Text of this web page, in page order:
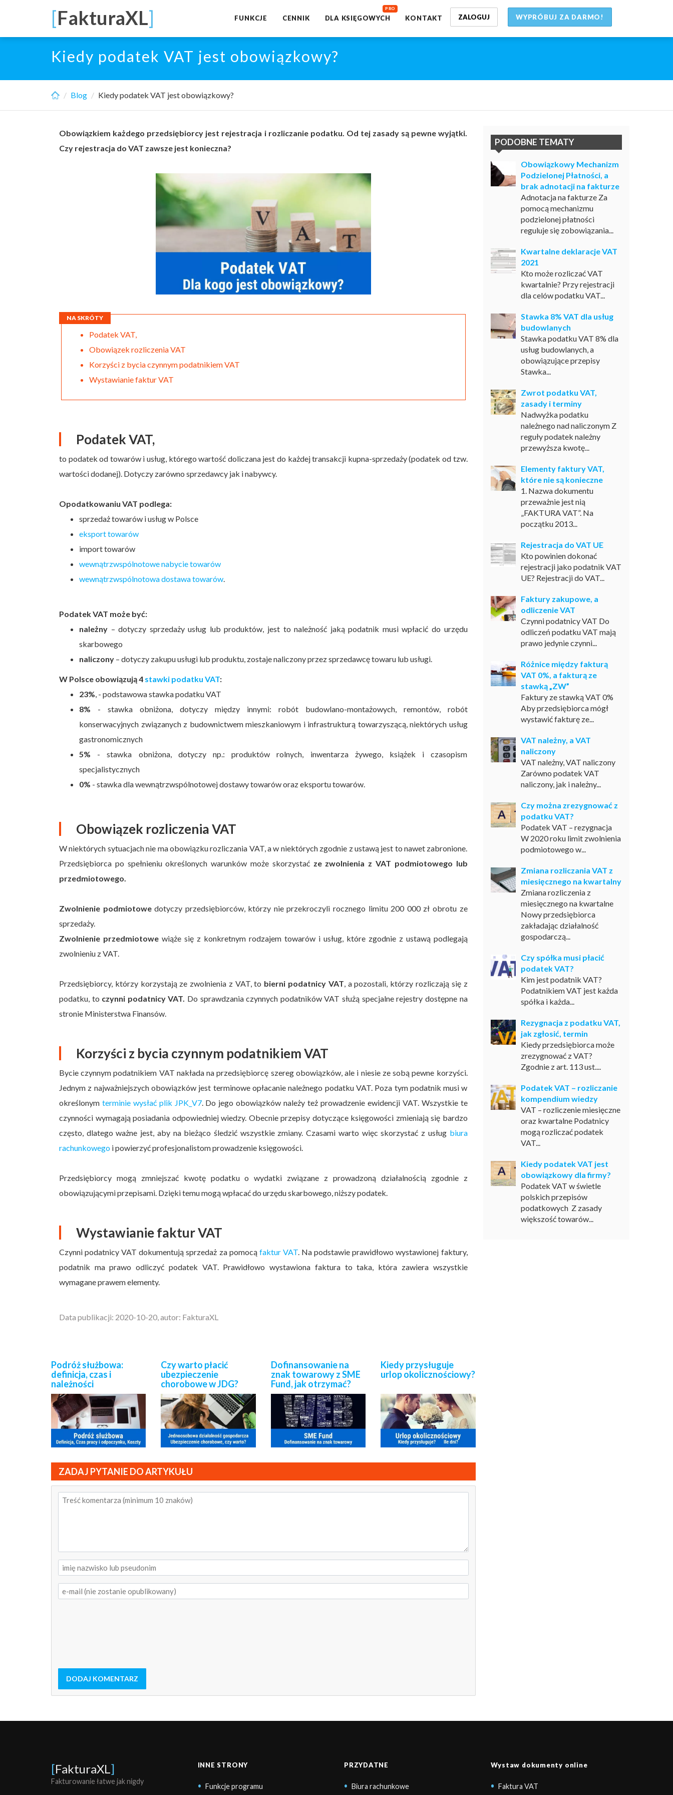
main
[FakturaXL] WYPRÓBUJ ZA DARMO!
ZALOGUJ
FUNKCJE CENNIK DLA KSIĘGOWYCH KONTAKT
Kiedy podatek VAT jest obowiązkowy?
Blog Kiedy podatek VAT jest obowiązkowy?
Obowiązkiem każdego przedsiębiorcy jest rejestracja i rozliczanie podatku. Od tej zasady są pewne wyjątki.
Czy rejestracja do VAT zawsze jest konieczna?
NA SKRÓTY
Podatek VAT,
Obowiązek rozliczenia VAT
Korzyści z bycia czynnym podatnikiem VAT
Wystawianie faktur VAT
Podatek VAT,
to podatek od towarów i usług, którego wartość doliczana jest do każdej transakcji kupna-sprzedaży (podatek od tzw.
wartości dodanej). Dotyczy zarówno sprzedawcy jak i nabywcy.
Opodatkowaniu VAT podlega:
sprzedaż towarów i usług w Polsce
eksport towarów
import towarów
wewnątrzwspólnotowe nabycie towarów
wewnątrzwspólnotowa dostawa towarów.
Podatek VAT może być:
należny – dotyczy sprzedaży usług lub produktów, jest to należność jaką podatnik musi wpłacić do urzędu
skarbowego
naliczony – dotyczy zakupu usługi lub produktu, zostaje naliczony przez sprzedawcę towaru lub usługi.
W Polsce obowiązują 4 stawki podatku VAT:
23%, - podstawowa stawka podatku VAT
8% - stawka obniżona, dotyczy między innymi: robót budowlano-montażowych, remontów, robót
konserwacyjnych związanych z budownictwem mieszkaniowym i infrastrukturą towarzyszącą, niektórych usług
gastronomicznych
5% - stawka obniżona, dotyczy np.: produktów rolnych, inwentarza żywego, książek i czasopism
specjalistycznych
0% - stawka dla wewnątrzwspólnotowej dostawy towarów oraz eksportu towarów.
Obowiązek rozliczenia VAT
W niektórych sytuacjach nie ma obowiązku rozliczania VAT, a w niektórych zgodnie z ustawą jest to nawet zabronione.
Przedsiębiorca po spełnieniu określonych warunków może skorzystać ze zwolnienia z VAT podmiotowego lub
przedmiotowego.
Zwolnienie podmiotowedotyczy przedsiębiorców, którzy nie przekroczyli rocznego limitu 200 000 zł obrotu ze
sprzedaży.
Zwolnienie przedmiotowewiąże się z konkretnym rodzajem towarów i usług, które zgodnie z ustawą podlegają
zwolnieniu z VAT.
Przedsiębiorcy, którzy korzystają ze zwolnienia z VAT, to bierni podatnicy VAT, a pozostali, którzy rozliczają się z
podatku, to czynni podatnicy VAT. Do sprawdzania czynnych podatników VAT służą specjalne rejestry dostępne na
stronie Ministerstwa Finansów.
Korzyści z bycia czynnym podatnikiem VAT
Bycie czynnym podatnikiem VAT nakłada na przedsiębiorcę szereg obowiązków, ale i niesie ze sobą pewne korzyści.
Jednym z najważniejszych obowiązków jest terminowe opłacanie należnego podatku VAT. Poza tym podatnik musi w
określonym terminie wysłać plik JPK_V7. Do jego obowiązków należy też prowadzenie ewidencji VAT. Wszystkie te
czynności wymagają posiadania odpowiedniej wiedzy. Obecnie przepisy dotyczące księgowości zmieniają się bardzo
często, dlatego ważne jest, aby na bieżąco śledzić wszystkie zmiany. Czasami warto więc skorzystać z usług biura
rachunkowego i powierzyć profesjonalistom prowadzenie księgowości.
Przedsiębiorcy mogą zmniejszać kwotę podatku o wydatki związane z prowadzoną działalnością zgodnie z
obowiązującymi przepisami. Dzięki temu mogą wpłacać do urzędu skarbowego, niższy podatek.
Wystawianie faktur VAT
Czynni podatnicy VAT dokumentują sprzedaż za pomocą faktur VAT. Na podstawie prawidłowo wystawionej faktury,
podatnik ma prawo odliczyć podatek VAT. Prawidłowo wystawiona faktura to taka, która zawiera wszystkie
wymagane prawem elementy.
Data publikacji: 2020-10-20, autor: FakturaXL
Podróż służbowa:
definicja, czas i
należności
Czy warto płacić
ubezpieczenie
chorobowe w JDG?
Dofinansowanie na
znak towarowy z SME
Fund, jak otrzymać?
Kiedy przysługuje
urlop okolicznościowy?
ZADAJ PYTANIE DO ARTYKUŁU
DODAJ KOMENTARZ
PODOBNE TEMATY
Obowiązkowy Mechanizm
Podzielonej Płatności, a
brak adnotacji na fakturze
Adnotacja na fakturze Za
pomocą mechanizmu
podzielonej płatności
reguluje się zobowiązania...
Kwartalne deklaracje VAT
2021
Kto może rozliczać VAT
kwartalnie? Przy rejestracji
dla celów podatku VAT...
Stawka 8% VAT dla usług
budowlanych
Stawka podatku VAT 8% dla
usług budowlanych, a
obowiązujące przepisy
Stawka...
Zwrot podatku VAT,
zasady i terminy
Nadwyżka podatku
należnego nad naliczonym Z
reguły podatek należny
przewyższa kwotę...
Elementy faktury VAT,
które nie są konieczne
1. Nazwa dokumentu
przeważnie jest nią
„FAKTURA VAT”. Na
początku 2013...
Rejestracja do VAT UE
Kto powinien dokonać
rejestracji jako podatnik VAT
UE? Rejestracji do VAT...
Faktury zakupowe, a
odliczenie VAT
Czynni podatnicy VAT Do
odliczeń podatku VAT mają
prawo jedynie czynni...
Różnice między fakturą
VAT 0%, a fakturą ze
stawką „ZW”
Faktury ze stawką VAT 0%
Aby przedsiębiorca mógł
wystawić fakturę ze...
VAT należny, a VAT
naliczony
VAT należny, VAT naliczony
Zarówno podatek VAT
naliczony, jak i należny...
Czy można zrezygnować z
podatku VAT?
Podatek VAT – rezygnacja
W 2020 roku limit zwolnienia
podmiotowego w...
Zmiana rozliczania VAT z
miesięcznego na kwartalny
Zmiana rozliczenia z
miesięcznego na kwartalne
Nowy przedsiębiorca
zakładając działalność
gospodarczą...
Czy spółka musi płacić
podatek VAT?
Kim jest podatnik VAT?
Podatnikiem VAT jest każda
spółka i każda...
Rezygnacja z podatku VAT,
jak zgłosić, termin
Kiedy przedsiębiorca może
zrezygnować z VAT?
Zgodnie z art. 113 ust....
Podatek VAT – rozliczanie
kompendium wiedzy
VAT – rozliczenie miesięczne
oraz kwartalne Podatnicy
mogą rozliczać podatek
VAT...
Kiedy podatek VAT jest
obowiązkowy dla firmy?
Podatek VAT w świetle
polskich przepisów
podatkowych Z zasady
większość towarów...
[FakturaXL]
Fakturowanie łatwe jak nigdy
INNE STRONY
Funkcje programu
PRZYDATNE
Biura rachunkowe
Wystaw dokumenty online
Faktura VAT